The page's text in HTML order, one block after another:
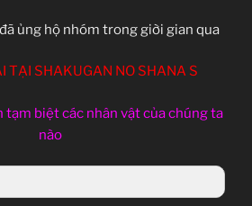
ủng hộ nhóm trong giời gian qua
TẠI SHAKUGAN NO SHANA S
tạm biệt các nhân vật của chúng ta
nào